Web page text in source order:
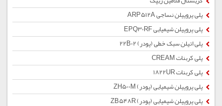
پلی پروپیلن نساجی ARP512A
پلی پروپیلن شیمیایی EPQ30RF
پلی اتیلن سبک خطی (پودر) 22B02
پلی کربنات CREAM
پلی کربنات 1822UR
پلی پروپیلن شیمیایی (پودر) ZH500M
پلی پروپیلن شیمیایی (پودر) ZB548R